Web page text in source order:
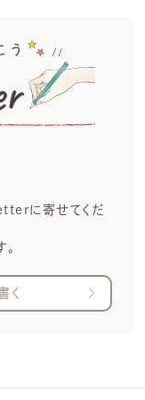
に寄せてくだ
く